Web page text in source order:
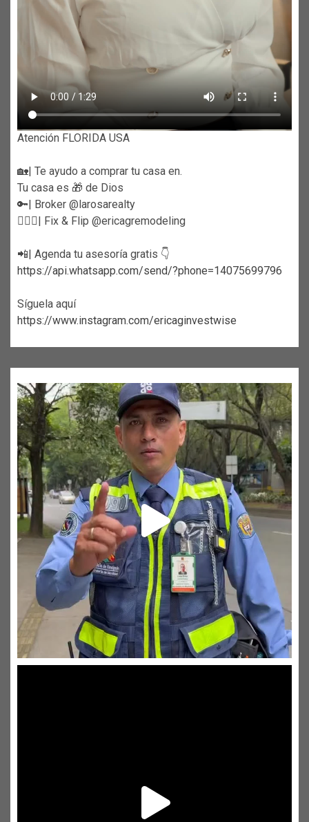
Atención FLORIDA USA
🏡| Te ayudo a comprar tu casa en.
Tu casa es 🎁 de Dios
🔑| Broker @larosarealty
👷🏼‍♀️| Fix & Flip @ericagremodeling
📲| Agenda tu asesoría gratis 👇
https://api.whatsapp.com/send/?phone=14075699796
Síguela aquí
https://www.instagram.com/ericaginvestwise